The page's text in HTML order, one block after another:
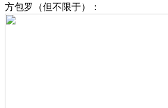
方包罗（但不限于）：